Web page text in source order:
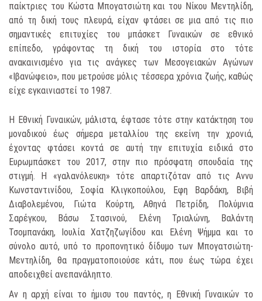
παίκτριες του Κώστα Μπογατσιώτη και του Νίκου Μεντηλίδη,
από τη δική τους πλευρά, είχαν φτάσει σε μια από τις πιο
σημαντικές επιτυχίες του μπάσκετ Γυναικών σε εθνικό
επίπεδο, γράφοντας τη δική του ιστορία στο τότε
ανακαινισμένο για τις ανάγκες των Μεσογειακών Αγώνων
«Ιβανώφειο», που μετρούσε μόλις τέσσερα χρόνια ζωής, καθώς
είχε εγκαινιαστεί το 1987.
Η Εθνική Γυναικών, μάλιστα, έφτασε τότε στην κατάκτηση του
μοναδικού έως σήμερα μεταλλίου της εκείνη την χρονιά,
έχοντας φτάσει κοντά σε αυτή την επιτυχία ειδικά στο
Ευρωμπάσκετ του 2017, στην πιο πρόσφατη σπουδαία της
στιγμή. Η «γαλανόλευκη» τότε απαρτιζόταν από τις Αννυ
Κωνσταντινίδου, Σοφία Κλιγκοπούλου, Εφη Βαρδάκη, Βιβή
Διαβολεμένου, Γιώτα Κούρτη, Αθηνά Πετρίδη, Πολύμνια
Σαρέγκου, Βάσω Στασινού, Ελένη Τριαλώνη, Βαλάντη
Τσομπανάκη, Ιουλία Χατζηζωγίδου και Ελένη Ψήμμα και το
σύνολο αυτό, υπό το προπονητικό δίδυμο των Μπογατσιώτη-
Μεντηλίδη, θα πραγματοποιούσε κάτι, που έως τώρα έχει
αποδειχθεί ανεπανάληπτο.
Αν η αρχή είναι το ήμισυ του παντός, η Εθνική Γυναικών το